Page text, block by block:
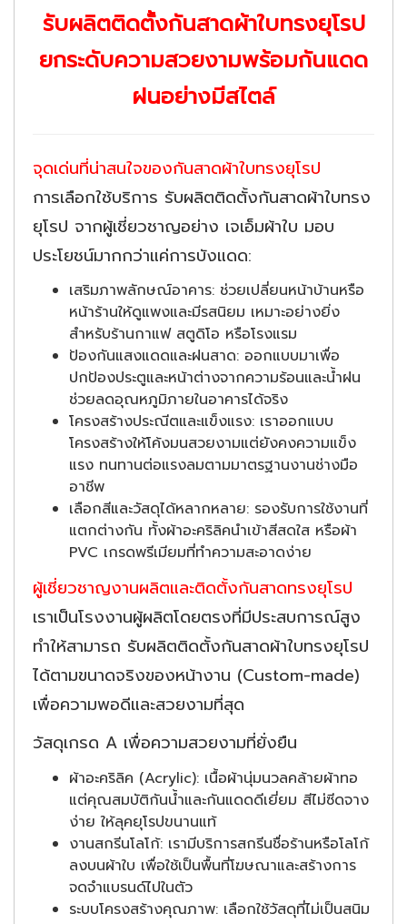
รับผลิตติดตั้งกันสาดผ้าใบทรงยุโรป
ยกระดับความสวยงามพร้อมกันแดด
ฝนอย่างมีสไตล์
จุดเด่นที่น่าสนใจของกันสาดผ้าใบทรงยุโรป
การเลือกใช้บริการ รับผลิตติดตั้งกันสาดผ้าใบทรง
ยุโรป จากผู้เชี่ยวชาญอย่าง เจเอ็มผ้าใบ มอบ
ประโยชน์มากกว่าแค่การบังแดด:
เสริมภาพลักษณ์อาคาร: ช่วยเปลี่ยนหน้าบ้านหรือ
หน้าร้านให้ดูแพงและมีรสนิยม เหมาะอย่างยิ่ง
สำหรับร้านกาแฟ สตูดิโอ หรือโรงแรม
ป้องกันแสงแดดและฝนสาด: ออกแบบมาเพื่อ
ปกป้องประตูและหน้าต่างจากความร้อนและน้ำฝน
ช่วยลดอุณหภูมิภายในอาคารได้จริง
โครงสร้างประณีตและแข็งแรง: เราออกแบบ
โครงสร้างให้โค้งมนสวยงามแต่ยังคงความแข็ง
แรง ทนทานต่อแรงลมตามมาตรฐานงานช่างมือ
อาชีพ
เลือกสีและวัสดุได้หลากหลาย: รองรับการใช้งานที่
แตกต่างกัน ทั้งผ้าอะคริลิคนำเข้าสีสดใส หรือผ้า
PVC เกรดพรีเมียมที่ทำความสะอาดง่าย
ผู้เชี่ยวชาญงานผลิตและติดตั้งกันสาดทรงยุโรป
เราเป็นโรงงานผู้ผลิตโดยตรงที่มีประสบการณ์สูง
ทำให้สามารถ รับผลิตติดตั้งกันสาดผ้าใบทรงยุโรป
ได้ตามขนาดจริงของหน้างาน (Custom-made)
เพื่อความพอดีและสวยงามที่สุด
วัสดุเกรด A เพื่อความสวยงามที่ยั่งยืน
ผ้าอะคริลิค (Acrylic): เนื้อผ้านุ่มนวลคล้ายผ้าทอ
แต่คุณสมบัติกันน้ำและกันแดดดีเยี่ยม สีไม่ซีดจาง
ง่าย ให้ลุคยุโรปขนานแท้
งานสกรีนโลโก้: เรามีบริการสกรีนชื่อร้านหรือโลโก้
ลงบนผ้าใบ เพื่อใช้เป็นพื้นที่โฆษณาและสร้างการ
จดจำแบรนด์ไปในตัว
ระบบโครงสร้างคุณภาพ: เลือกใช้วัสดุที่ไม่เป็นสนิม